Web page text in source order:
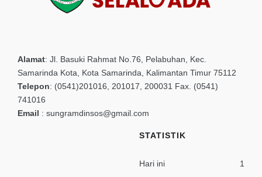
Alamat: Jl. Basuki Rahmat No.76, Pelabuhan, Kec.
Samarinda Kota, Kota Samarinda, Kalimantan Timur 75112
Telepon: (0541)201016, 201017, 200031 Fax. (0541)
741016
Email : sungramdinsos@gmail.com
STATISTIK
Hari ini
1